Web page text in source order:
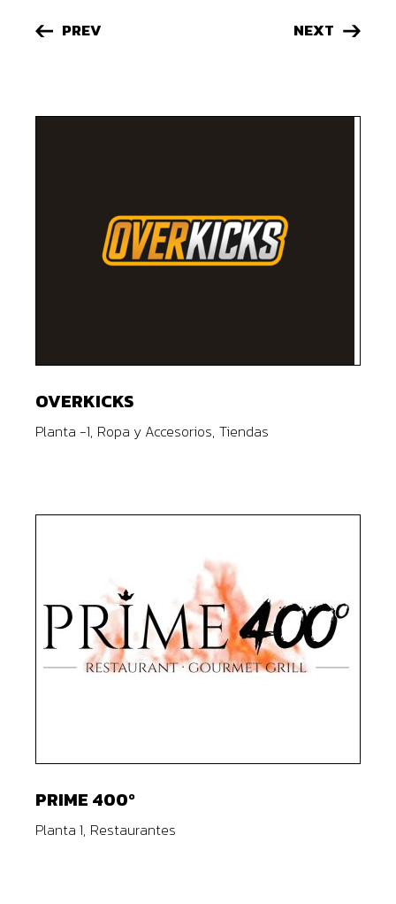
PREV NEXT
OVERKICKS
Planta -1 Ropa y Accesorios Tiendas
PRIME 400º
Planta 1 Restaurantes